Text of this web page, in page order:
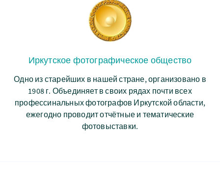
Иркутское фотографическое общество
Одно из старейших в нашей стране, организовано в
1908 г. Объединяет в своих рядах почти всех
профессинальных фотографов Иркутской области,
ежегодно проводит отчётные и тематические
фотовыставки.